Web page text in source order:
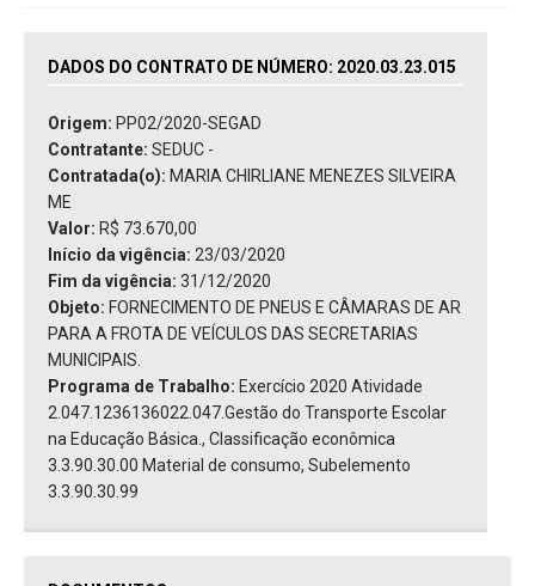
DADOS DO CONTRATO DE NÚMERO: 2020.03.23.015
Origem: PP02/2020-SEGAD
Contratante: SEDUC -
Contratada(o): MARIA CHIRLIANE MENEZES SILVEIRA
ME
Valor: R$ 73.670,00
Início da vigência: 23/03/2020
Fim da vigência: 31/12/2020
Objeto: FORNECIMENTO DE PNEUS E CÂMARAS DE AR
PARA A FROTA DE VEÍCULOS DAS SECRETARIAS
MUNICIPAIS.
Programa de Trabalho: Exercício 2020 Atividade
2.047.1236136022.047.Gestão do Transporte Escolar
na Educação Básica., Classificação econômica
3.3.90.30.00 Material de consumo, Subelemento
3.3.90.30.99